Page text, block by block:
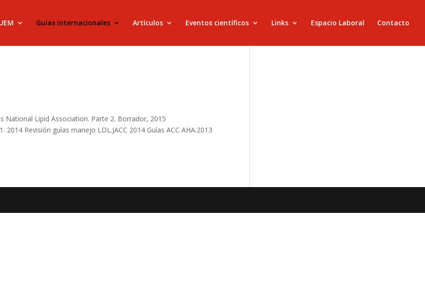
Guías internacionales Artículos Eventos científicos Links Espacio Laboral Contacto
National Lipid Association. Parte 2. Borrador, 2015
Revisión guías manejo LDL.JACC 2014 Guías ACC AHA.2013